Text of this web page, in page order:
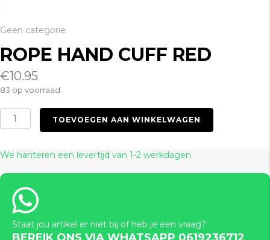
Geen categorie
ROPE HAND CUFF RED
€10.95
83 op voorraad
Rope
Hand
Red
aantal
TOEVOEGEN AAN WINKELWAGEN
We hanteren een levertijd van 1-2 werkdagen
Staat jou artikel er niet bij of heb je een vraag?